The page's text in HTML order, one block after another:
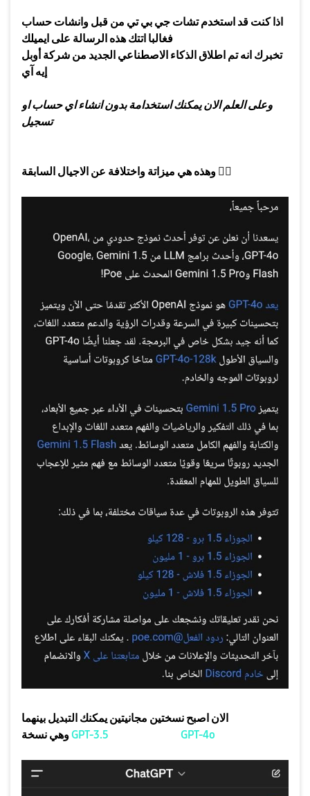
اذا كنت قد استخدم تشات جي بي تي من قبل وانشات حساب
فغالبا اتتك هذه الرسالة على ايميلك
تخبرك انه تم اطلاق الذكاء الاصطناعي الجديد من شركة أوبل
وعلى العلم الان يمكنك استخدامة بدون انشاء اي حساب او
تسجيل
👇🏻
الان اصبح نسختين مجانيتين يمكنك التبديل بينهما
GPT-3.5 GPT-4o